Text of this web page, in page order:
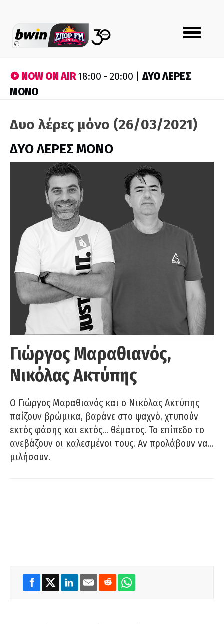
Toggle
navigation
NOW ON AIR18:00 - 20:00 |ΔΥΟ ΛΕΡΕΣ
ΜΟΝΟ
Δυο λέρες μόνο (26/03/2021)
ΔΥΟ ΛΕΡΕΣ ΜΟΝΟ
Γιώργος Μαραθιανός,
Νικόλας Ακτύπης
Ο Γιώργος Μαραθιανός και ο Νικόλας Ακτύπης
παίζουν βρώμικα, βαράνε στο ψαχνό, χτυπούν
εκτός φάσης και εκτός… θέματος. Το επίπεδο το
ανεβάζουν οι καλεσμένοι τους. Αν προλάβουν να…
μιλήσουν.